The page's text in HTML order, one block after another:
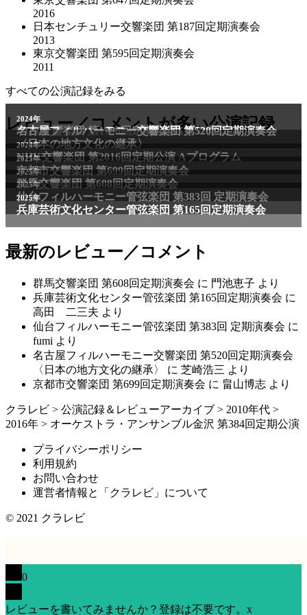
2016
日本センチュリー交響楽団 第187回定期演奏会
2013
東京交響楽団 第595回定期演奏会
2011
すべての公演記録をみる
レビュー／コメントが多い公演記録
2011年
NHK交響楽団 第1706回定期公演Aプログラム
2024年
名古屋フィルハーモニー交響楽団 第520回定期演奏会
〈日本の地方文化の継承〉
2024年
NHK交響楽団 第2016回定期公演 Aプログラム
2025年
京都市交響楽団 第699回定期演奏会
2025年
群馬交響楽団 第608回定期演奏会
2025年
仙台フィルハーモニー管弦楽団 第383回 定期演奏会
2025年
兵庫芸術文化センター管弦楽団 第165回定期演奏会
最新のレビュー／コメント
群馬交響楽団 第608回定期演奏会 に 門池恵子 より
兵庫芸術文化センター管弦楽団 第165回定期演奏会 に
高田 二三夫 より
仙台フィルハーモニー管弦楽団 第383回 定期演奏会 に
fumi より
名古屋フィルハーモニー交響楽団 第520回定期演奏会
〈日本の地方文化の継承〉
に 芝崎浩三 より
京都市交響楽団 第699回定期演奏会 に 畠山博志 より
クラレビ > 公演記録＆レビューアーカイブ > 2010年代 >
2016年 > オーケストラ・アンサンブル金沢 第384回定期公演
プライバシーポリシー
利用規約
お問い合わせ
運営者情報と「クラレビ」について
© 2021 クラレビ
0
レビューを書いてみませんか？登録は不要です。 x